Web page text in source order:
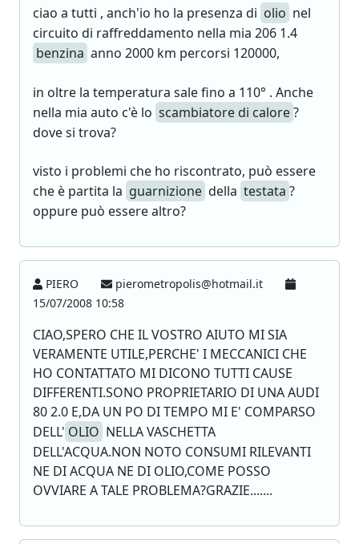
ciao a tutti , anch'io ho la presenza di olio nel
circuito di raffreddamento nella mia 206 1.4
benzina anno 2000 km percorsi 120000,
in oltre la temperatura sale fino a 110° . Anche
nella mia auto c'è lo scambiatore di calore?
dove si trova?
visto i problemi che ho riscontrato, può essere
che è partita la guarnizione della testata ?
oppure può essere altro?
PIERO
pierometropolis@hotmail.it
15/07/2008 10:58
CIAO,SPERO CHE IL VOSTRO AIUTO MI SIA
VERAMENTE UTILE,PERCHE' I MECCANICI CHE
HO CONTATTATO MI DICONO TUTTI CAUSE
DIFFERENTI.SONO PROPRIETARIO DI UNA AUDI
80 2.0 E,DA UN PO DI TEMPO MI E' COMPARSO
DELL' OLIO NELLA VASCHETTA
DELL'ACQUA.NON NOTO CONSUMI RILEVANTI
NE DI ACQUA NE DI OLIO,COME POSSO
OVVIARE A TALE PROBLEMA?GRAZIE.......